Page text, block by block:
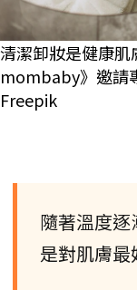
清潔卸妝是健康
mombaby》邀請
Freepik
隨著溫度
是對肌膚最